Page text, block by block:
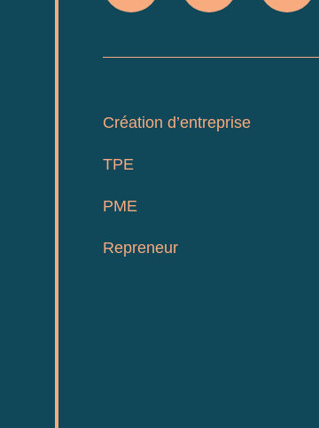
Création d’entreprise
TPE
PME
Repreneur